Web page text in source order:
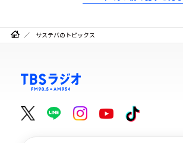
サステバのトピックス